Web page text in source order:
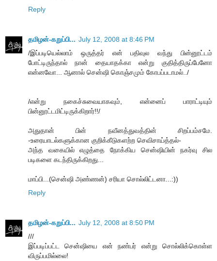
Reply
தமிழன்-கறுப்பி... July 12, 2008 at 8:46 PM
/இப்படியெல்லாம் ஒருத்தர் என் பதிவுல வந்து பின்னூட்டம்
போட்டிருந்தால் நான் தையாதக்கா என்று குதித்திருப்பேனோ
என்னவோ... ஆனால் சென்ஷி கொஞ்சமும் கோபப்படாமல்../
/என்று நகைச்சுவையாகவும், என்னைப் பாராட்டியும்
பின்னூட்டமிட்டிருக்கிறார்!!/
அதுதான் பின் நவீனத்துவத்தின் சிறப்பம்சமே.
-உரையாடல்களுக்கான குறிக்கீடுகளற்ற செவிசாய்த்தல்-
அந்த வகையில் எழுத்தை நோக்கிய சென்ஷியின் நகர்வு சில
படிகளை கடந்திருக்கிறது...
மாப்பி...(சென்ஷி அண்ணன்) சரியா சொல்லிட்டனா...:))
Reply
தமிழன்-கறுப்பி... July 12, 2008 at 8:50 PM
///
இப்படிப்பட்ட சென்ஷியை என் நண்பர் என்று சொல்லிக்கொள்ள
விருப்பமில்லை!